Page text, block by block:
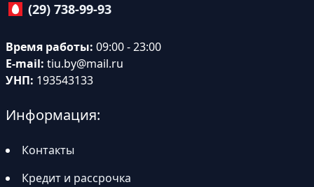
(29) 738-99-93
Время работы: 09:00 - 23:00
E-mail: tiu.by@mail.ru
УНП: 193543133
Информация:
Контакты
Кредит и рассрочка